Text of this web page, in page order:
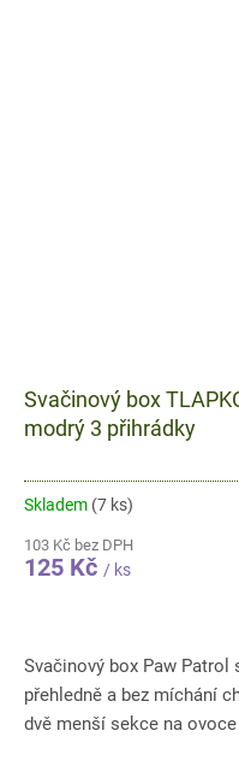
Svačinový box
modrý 3 přihrádky
Skladem (7 ks)
103 Kč bez DPH
125 Kč / ks
Svačinový box Paw
přehledně a bez míchání
dvě menší sekce na